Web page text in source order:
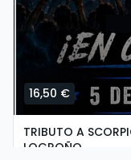
16,50 €
TRIBUTO A
LOGROÑO